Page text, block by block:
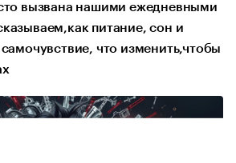
вызвана нашими ежедневными
питание, сон и
что изменить,чтобы